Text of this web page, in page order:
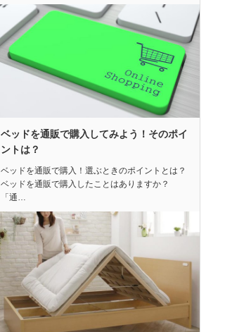
ベッドを通販で購入してみよう！そのポイ
ントは？
ベッドを通販で購入！選ぶときのポイントとは？
ベッドを通販で購入したことはありますか？
「通…